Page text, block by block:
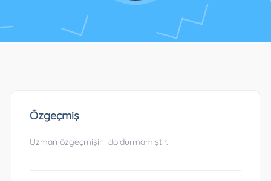
Özgeçmiş
Uzman özgeçmişini doldurmamıştır.